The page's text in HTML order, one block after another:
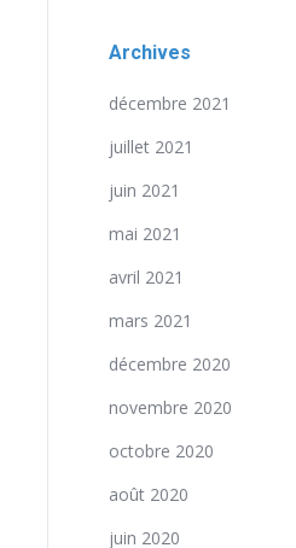
Archives
décembre 2021
juillet 2021
juin 2021
mai 2021
avril 2021
mars 2021
décembre 2020
novembre 2020
octobre 2020
août 2020
juin 2020